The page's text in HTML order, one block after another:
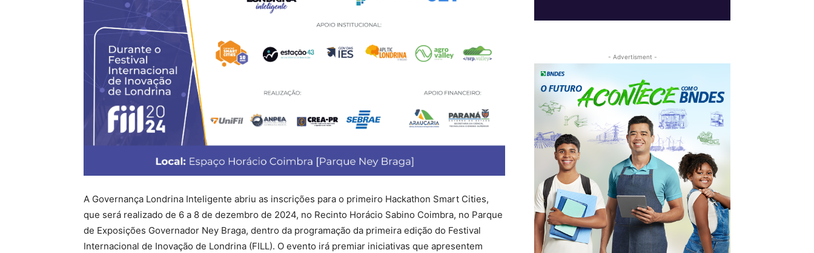
A Governança Londrina Inteligente abriu as inscrições para o primeiro Hackathon Smart Cities,
que será realizado de 6 a 8 de dezembro de 2024, no Recinto Horácio Sabino Coimbra, no Parque
de Exposições Governador Ney Braga, dentro da programação da primeira edição do Festival
Internacional de Inovação de Londrina (FILL). O evento irá premiar iniciativas que apresentem
- Advertisment -